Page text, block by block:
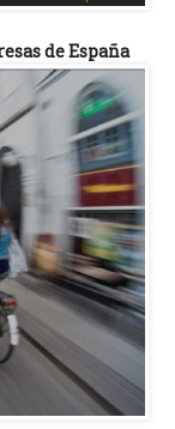
de España